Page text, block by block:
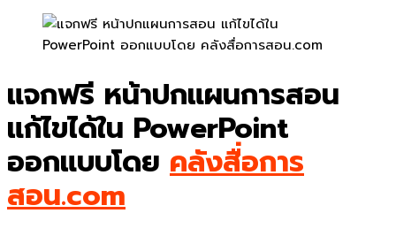
แจกฟรี หน้าปกแผนการสอน
แก้ไขได้ใน PowerPoint
ออกแบบโดย คลังสื่อการ
สอน.com